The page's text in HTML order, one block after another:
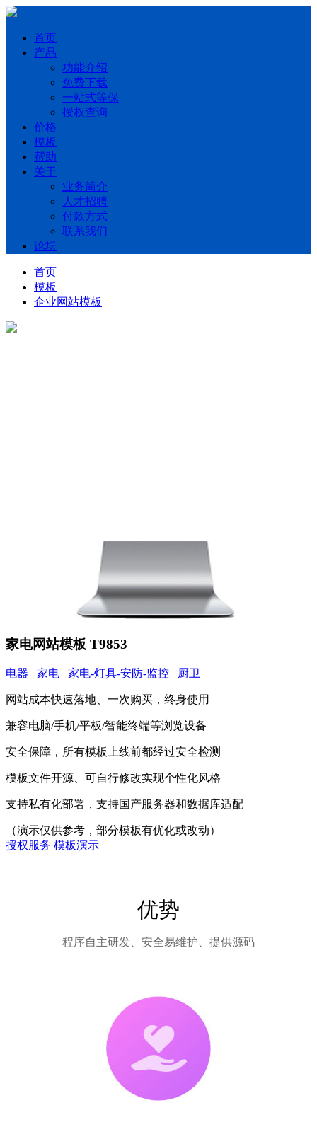
首页
产品
功能介绍
免费下载
一站式等保
授权查询
价格
模板
帮助
关于
业务简介
人才招聘
付款方式
联系我们
论坛
首页
模板
企业网站模板
家电网站模板 T9853
电器 家电 家电-灯具-安防-监控 厨卫
网站成本快速落地、一次购买，终身使用
兼容电脑/手机/平板/智能终端等浏览设备
安全保障，所有模板上线前都经过安全检测
模板文件开源、可自行修改实现个性化风格
支持私有化部署，支持国产服务器和数据库适配
（演示仅供参考，部分模板有优化或改动）
授权服务 模板演示
优势
程序自主研发、安全易维护、提供源码